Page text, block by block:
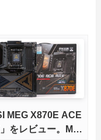
MEG X870E ACE
をレビュー。M.2